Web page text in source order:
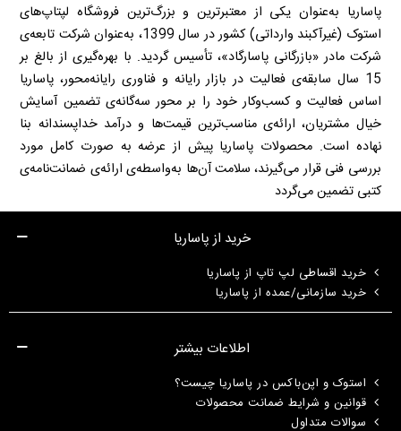
پاساریا به‌عنوان یکی از معتبرترین و بزرگ‌ترین فروشگاه لپتاپ‌های
استوک (غیرآکبند وارداتی) کشور در سال 1399، به‌عنوان شرکت تابعه‌ی
شرکت مادر «بازرگانی پاسارگاد»، تأسیس گردید. با بهره‌گیری از بالغ بر
15 سال سابقه‌ی فعالیت در بازار رایانه و فناوری رایانه‌محور، پاساریا
اساس فعالیت و کسب‌وکار خود را بر محور سه‌گانه‌ی تضمین آسایش
خیال مشتریان، ارائه‌ی مناسب‌ترین قیمت‌ها و درآمد خداپسندانه بنا
نهاده است. محصولات پاساریا پیش از عرضه به صورت کامل مورد
بررسی فنی قرار می‌گیرند، سلامت آن‌ها به‌واسطه‌ی ارائه‌ی ضمانت‌نامه‌ی
کتبی تضمین می‌گردد
خرید از پاساریا
خرید اقساطی لپ تاپ از پاساریا
خرید سازمانی/عمده از پاساریا
اطلاعات بیشتر
استوک و اپن‌باکس در پاساریا چیست؟
قوانین و شرایط ضمانت محصولات
سوالات متداول